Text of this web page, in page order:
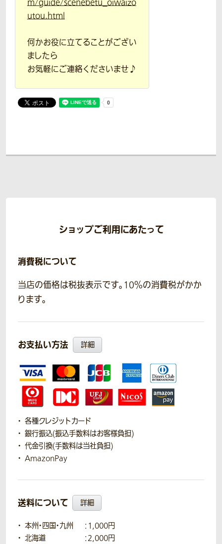
m/guide/scenebetu_oiwaizo
utou.html
何かお役に立てることがござい
ましたら
お気軽にご連絡くださいませ♪
ショップご利用にあたって
消費税について
当店の価格は税抜表示です。10％の消費税がかか
ります。
お支払い方法 詳細
各種クレジットカード
銀行振込(振込手数料はお客様負担)
代金引換(手数料は当社負担)
AmazonPay
送料について 詳細
本州・四国・九州
：1,000円
北海道
：2,000円